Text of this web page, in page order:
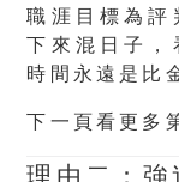
職涯目標為評
下來混日子，
時間永遠是比
下一頁看更多
理由二：強